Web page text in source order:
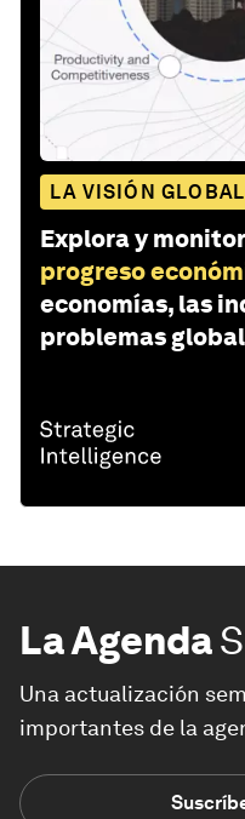
LA VISIÓN GLOBAL
Explora y
progreso
economías, las
problemas
La Agenda
Una actualización
importantes de la